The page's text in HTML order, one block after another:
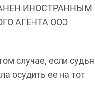
ИНОСТРАННЫМ
АГЕНТА ООО
случае, если судья
осудить ее на тот